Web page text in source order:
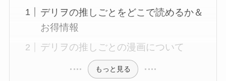
デリヲの推しごとをどこで読めるか＆
お得情報
デリヲの推しごとの漫画について
もっと見る